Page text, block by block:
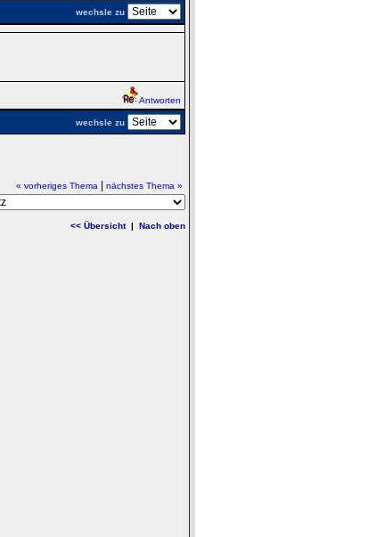
wechsle zu
Antworten
wechsle zu
« vorheriges Thema| nächstes Thema »
<< Übersicht| Nach oben